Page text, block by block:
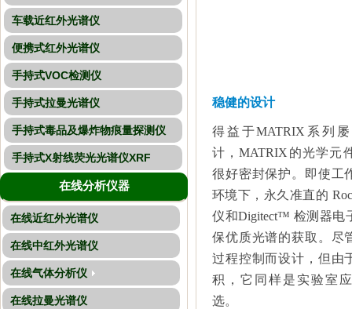
稳健的设计
得益于MATRIX 系列
计，MATRIX 的光学元
很好密封保护。即使工
环境下，永久准直的
仪和Digitect™ 检测器电
保优质光谱的获取。尽
过程控制而设计，但由
积，它同样是实验室
选。
车载近红外光谱仪
便携式红外光谱仪
手持式VOC检测仪
手持式拉曼光谱仪
手持式毒品及爆炸物痕量探测仪
手持式X射线荧光光谱仪XRF
在线分析仪器
在线近红外光谱仪
在线中红外光谱仪
在线气体分析仪
在线拉曼光谱仪